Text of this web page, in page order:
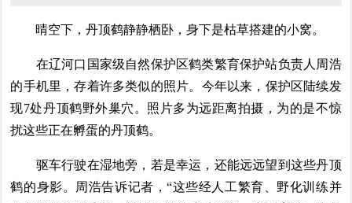
晴空下，丹顶鹤静静栖卧，身下是枯草搭建的小窝。
在辽河口国家级自然保护区鹤类繁育保护站负责人周浩
的手机里，存着许多类似的照片。今年以来，保护区陆续发
现7处丹顶鹤野外巢穴。照片多为远距离拍摄，为的是不惊
扰这些正在孵蛋的丹顶鹤。
驱车行驶在湿地旁，若是幸运，还能远远望到这些丹顶
鹤的身影。周浩告诉记者，“这些经人工繁育、野化训练并